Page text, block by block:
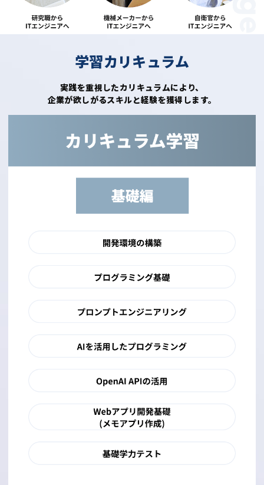
学習カリキュラム
実践を重視したカリキュラムにより、
企業が欲しがるスキルと経験を獲得します。